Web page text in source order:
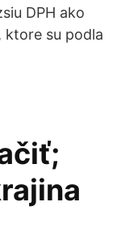
DPH ako
ktore su podla